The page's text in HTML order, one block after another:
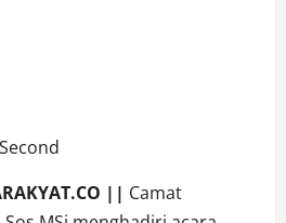
|| Camat